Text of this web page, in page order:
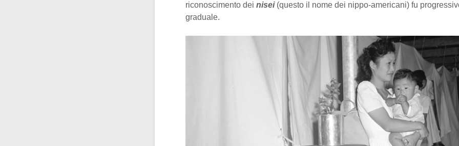
riconoscimento dei nisei(questo il nome dei nippo-americani) fu
graduale.